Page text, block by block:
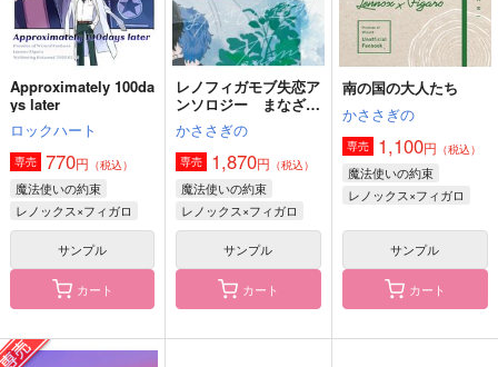
瓶に宿る雪
ご飯食べたい
865 円（税込）
フィガロ
サンプル
遠雷
アンダラ
787 円（税込）
真木晶×フィガロ
円（税込）
オズ×フィガロ
Approximately 100da
ys later
ロックハート
専売 770円 （税込）
魔法使いの約束
レノックス×フィガロ
サンプル
カート
レノフィガモブ失恋ア
ンソロジー まなざし
は透明
かささぎの
専売 1,870円 （税込）
魔法使いの約束
レノックス×フィガロ
サンプル
カート
南の国の大人たち
かささぎの
専売 1,100円 （税込）
魔法使いの約束
レノックス×フィガロ
サンプル
カート